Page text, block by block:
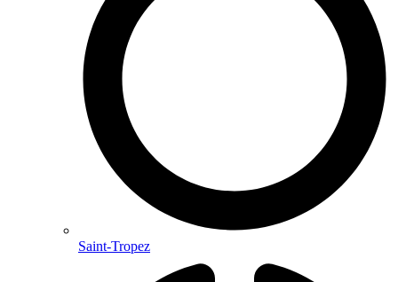
Saint-Tropez